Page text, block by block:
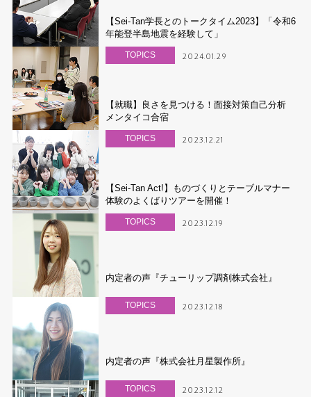
【Sei-Tan学長とのトークタイム2023】「令和6
年能登半島地震を経験して」
TOPICS 2024.01.29
【就職】良さを見つける！面接対策自己分析
メンタイコ合宿
TOPICS 2023.12.21
【Sei-Tan Act!】ものづくりとテーブルマナー
体験のよくばりツアーを開催！
TOPICS 2023.12.19
内定者の声『チューリップ調剤株式会社』
TOPICS 2023.12.18
内定者の声『株式会社月星製作所』
TOPICS 2023.12.12